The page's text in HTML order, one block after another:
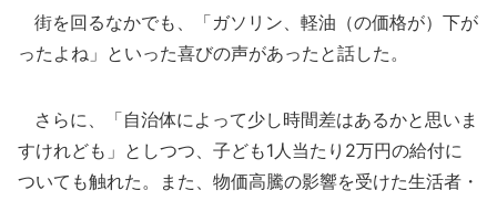
街を回るなかでも、「ガソリン、軽油（の価格が）下が
ったよね」といった喜びの声があったと話した。
さらに、「自治体によって少し時間差はあるかと思いま
すけれども」としつつ、子ども1人当たり2万円の給付に
ついても触れた。また、物価高騰の影響を受けた生活者・